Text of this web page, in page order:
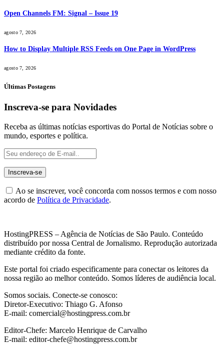
Open Channels FM: Signal – Issue 19
agosto 7, 2026
How to Display Multiple RSS Feeds on One Page in WordPress
agosto 7, 2026
Últimas Postagens
Inscreva-se para Novidades
Receba as últimas notícias esportivas do Portal de Notícias sobre o
mundo, esportes e política.
Ao se inscrever, você concorda com nossos termos e com nosso
acordo de Política de Privacidade.
HostingPRESS – Agência de Notícias de São Paulo. Conteúdo
distribuído por nossa Central de Jornalismo. Reprodução autorizada
mediante crédito da fonte.
Este portal foi criado especificamente para conectar os leitores da
nossa região ao melhor conteúdo. Somos líderes de audiência local.
Somos sociais. Conecte-se conosco:
Diretor-Executivo: Thiago G. Afonso
E-mail: comercial@hostingpress.com.br
Editor-Chefe: Marcelo Henrique de Carvalho
E-mail: editor-chefe@hostingpress.com.br